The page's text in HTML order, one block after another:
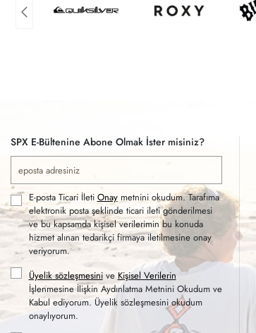
SPX E-Bültenine Abone Olmak İster misiniz?
E-posta Ticari İleti Onaymetnini okudum. Tarafıma
elektronik posta şeklinde ticari ileti gönderilmesi
ve bu kapsamda kişisel verilerimin bu konuda
hizmet alınan tedarikçi firmaya iletilmesine onay
veriyorum.
Üyelik sözleşmesinive Kişisel Verilerin
İşlenmesine İlişkin Aydınlatma Metnini Okudum ve
Kabul ediyorum. Üyelik sözleşmesini okudum
onaylıyorum.